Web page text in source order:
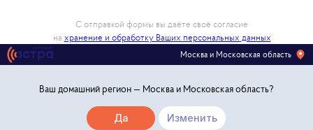
С отправкой формы вы даёте своё согласие
на хранение и обработку Ваших персональных данных
Москва и Московская область
Ваш домашний регион — Москва и Московская область?
Да Изменить